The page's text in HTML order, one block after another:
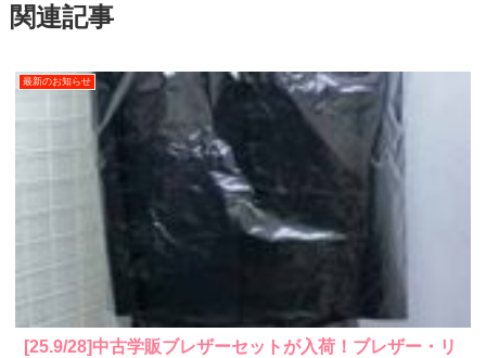
関連記事
最新のお知らせ
[25.9/28]中古学販ブレザーセットが入荷！ブレザー・リ